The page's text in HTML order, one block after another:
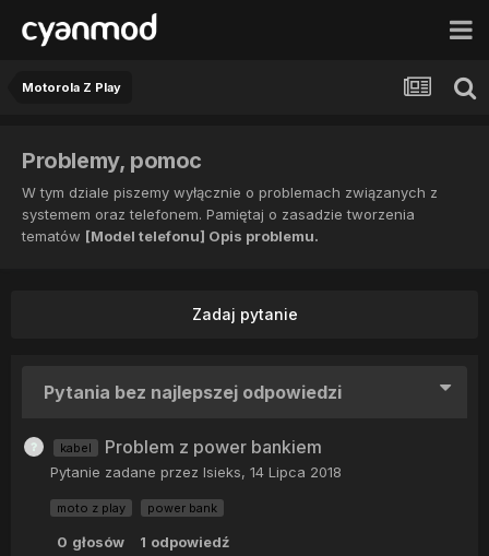
Motorola Z Play
Problemy, pomoc
W tym dziale piszemy wyłącznie o problemach związanych z
systemem oraz telefonem. Pamiętaj o zasadzie tworzenia
tematów [Model telefonu] Opis problemu.
Zadaj pytanie
Pytania bez najlepszej odpowiedzi
kabel Problem z power bankiem
Pytanie zadane przez Isieks, 14 Lipca 2018
moto z play power bank
0 głosów 1 odpowiedź